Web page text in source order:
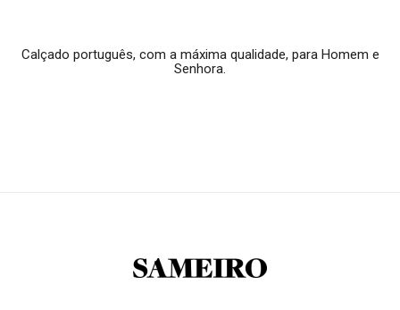
Calçado português, com a máxima qualidade, para Homem e
Senhora.